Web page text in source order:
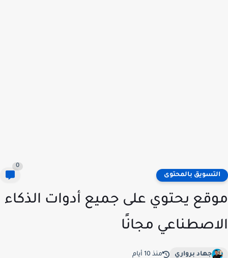
بالمحتوى
يحتوي على جميع أدوات الذكاء
مجانًا
جهاد برواري منذ 10 أيام